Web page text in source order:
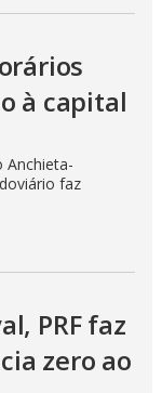
à capital
Anchieta-
faz
PRF faz
zero ao